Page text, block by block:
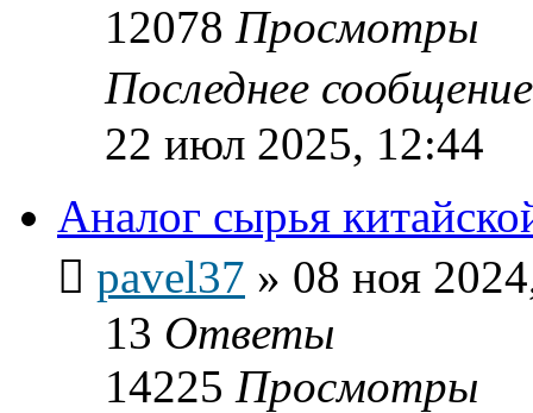
12078 Просмотры
Последнее
22 июл 2025, 12:44
Аналог сырья
pavel37 » 08 ноя
13 Ответы
14225 Просмотры